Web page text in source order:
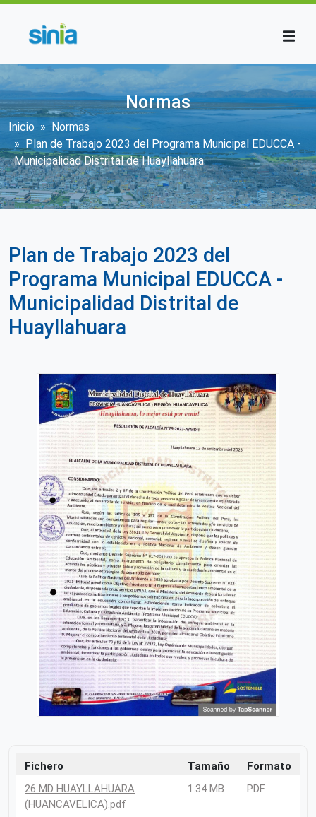
Normas
Sobrescribir enlaces de ayuda a la
Inicio
Normas
Plan de Trabajo 2023 del Programa Municipal EDUCCA -
Municipalidad Distrital de Huayllahuara
Plan de Trabajo 2023 del
Programa Municipal EDUCCA -
Municipalidad Distrital de
Huayllahuara
Fichero Tamaño
Formato
26 MD HUAYLLAHUARA
(HUANCAVELICA).pdf
1.34 MB PDF